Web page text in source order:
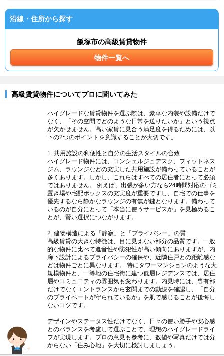
沿線・住所から探す
飯塚市の高級賃貸物件
物件一覧へ
高級賃貸物件についてプロに聞いてみた
ハイグレードな賃貸物件を選ぶ際は、豪華な内装や設備だけで
なく、「その空間でどのような日常を送りたいか」という視点
が欠かせません。高い家賃に見合う満足度を得るためには、以
下の2つのポイントを意識することが大切です。
1. 共用施設の利便性と自分の生活スタイルの合致
ハイグレード物件には、コンシェルジュデスク、フィットネス
ジム、ラウンジなどの充実した共用施設が備わっていることが
多くあります。しかし、これらはすべての居住者にとって必須
ではありません。 例えば、出張が多い方なら24時間対応のゴミ
置き場や宅配ボックスの充実度が重要ですし、自宅での仕事を
優先するなら静かなラウンジの有無が鍵となります。備わって
いるのが自分にとって「本当に使うサービスか」を見極めるこ
とが、賢い選択につながります。
2. 建物構造による「静寂」と「プライバシー」の質
高級賃貸の大きな特徴は、目に見えない部分の品質です。一般
的な物件に比べて遮音性や防犯性が高い傾向にありますが、内
廊下設計によるプライバシーの確保や、近隣住戸との距離感な
どは物件ごとに異なります。 特にタワーマンションのような大
規模物件と、一等地の住宅街に建つ低層レジデンスでは、居住
層やコミュニティの雰囲気も変わります。内見時には、専有部
だけでなくエントランスから玄関までの動線を確認し、「自分
のプライベートが守られているか」を肌で感じることが後悔し
ないコツです。
デザインやステータス性だけでなく、日々の使い勝手や安心感
とのバランスを考慮して選ぶことで、理想のハイグレードライ
フが実現します。プロの意見も参考に、数値や写真だけでは分
からない「住み心地」を大切に検討しましょう。